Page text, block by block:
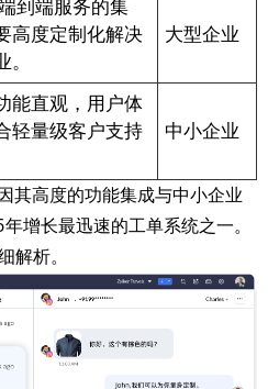
到端服务的集
高度定制化解决
大型企业
能直观，用户体
轻量级客户支持
中小企业
其高度的功能集成与中小企业
增长最迅速的工单系统之一。
解析。